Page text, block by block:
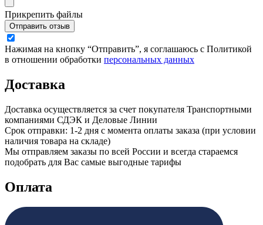
Прикрепить файлы
Отправить отзыв
Нажимая на кнопку “Отправить”, я соглашаюсь с Политикой
в отношении обработки персональных данных
Доставка
Доставка осуществляется за счет покупателя Транспортными
компаниями СДЭК и Деловые Линии
Срок отправки: 1-2 дня с момента оплаты заказа (при условии
наличия товара на складе)
Мы отправляем заказы по всей России и всегда стараемся
подобрать для Вас самые выгодные тарифы
Оплата